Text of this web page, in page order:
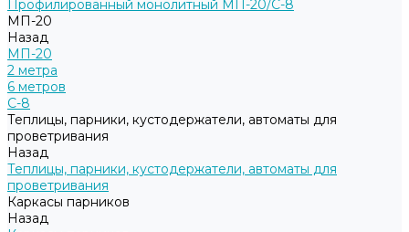
Профилированный монолитный МП-20/С-8
МП-20
Назад
МП-20
2 метра
6 метров
С-8
Теплицы, парники, кустодержатели, автоматы для
проветривания
Назад
Теплицы, парники, кустодержатели, автоматы для
проветривания
Каркасы парников
Назад